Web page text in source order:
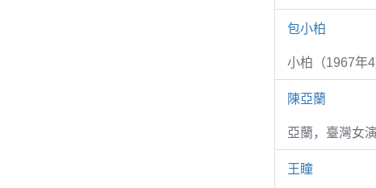
包小柏
小柏（1967年4
陳亞蘭
亞蘭，臺灣女
王瞳